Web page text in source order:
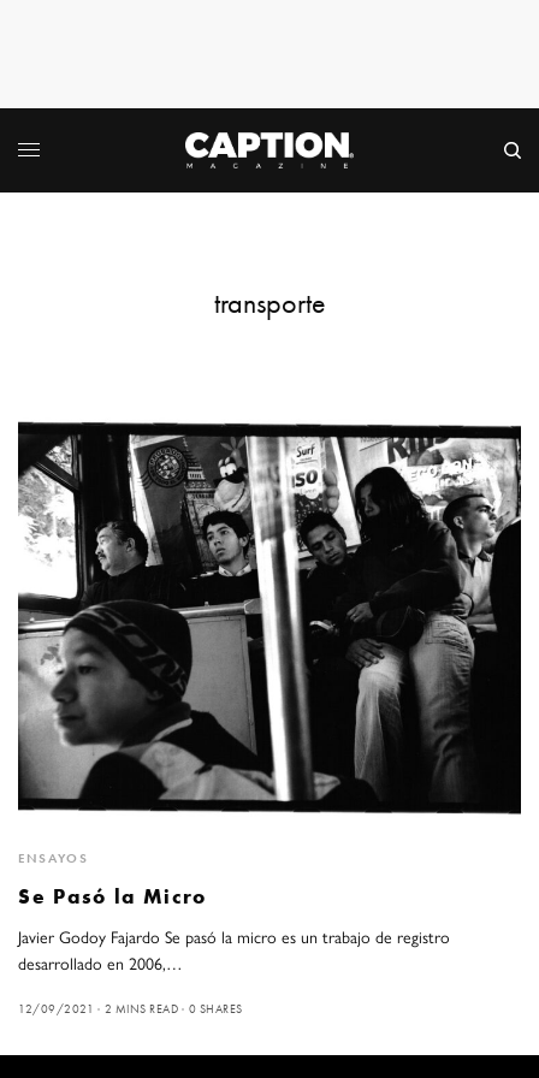
transporte
ENSAYOS
Se Pasó la Micro
Javier Godoy Fajardo Se pasó la micro es un trabajo de registro
desarrollado en 2006,…
12/09/2021 2 MINS READ 0 SHARES